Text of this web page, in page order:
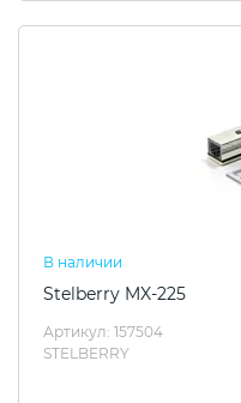
В наличии
Stelberry MX-225
Артикул: 157504
STELBERRY